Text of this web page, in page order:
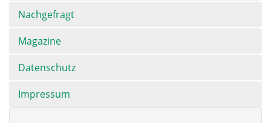
Nachgefragt
Magazine
Datenschutz
Impressum